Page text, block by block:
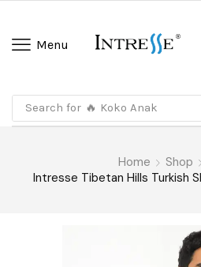
Menu
Search for 🔥 Koko Anak
Home Shop
Intresse Tibetan Hills Turkish